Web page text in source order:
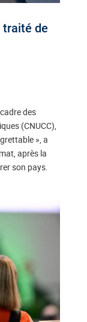
traité de
des
(CNUCC),
», a
après la
son pays.